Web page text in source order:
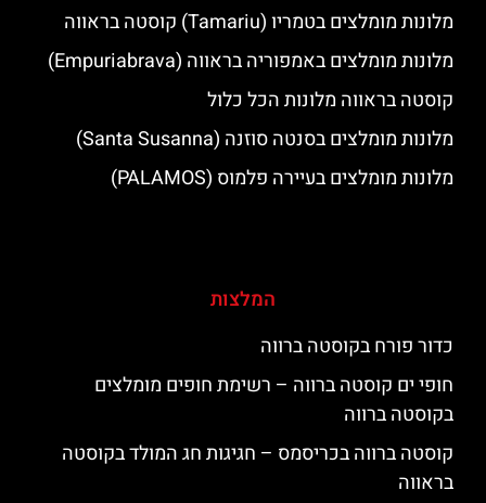
מלונות מומלצים בטמריו (Tamariu) קוסטה בראווה
מלונות מומלצים באמפוריה בראווה (Empuriabrava)
קוסטה בראווה מלונות הכל כלול
מלונות מומלצים בסנטה סוזנה (Santa Susanna)
מלונות מומלצים בעיירה פלמוס (PALAMOS)
המלצות
כדור פורח בקוסטה ברווה
חופי ים קוסטה ברווה – רשימת חופים מומלצים
בקוסטה ברווה
קוסטה ברווה בכריסמס – חגיגות חג המולד בקוסטה
בראווה